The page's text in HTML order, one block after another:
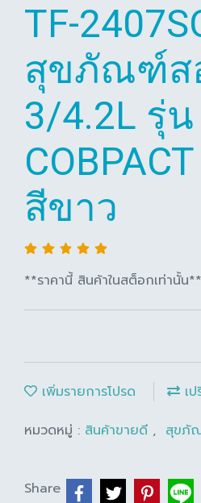
TF-
สุขภัณฑ์ส
3/4.2L รุ่น
สีขาว
**ราคานี้ สินค้าในสต็อกเท่านั้น**
เพิ่มรายการโปรด
เ
หมวดหมู่ : สินค้าขายดี , สุขภั
Share